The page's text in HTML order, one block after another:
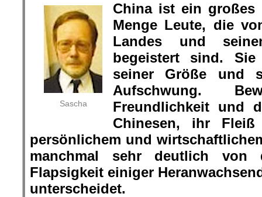
Sascha
China ist ein
Menge Leute, die
Landes und
begeistert sind.
seiner Größe und
Aufschwung.
Freundlichkeit und
Chinesen, ihr
persönlichem und
manchmal sehr deutlich von
Flapsigkeit einiger
unterscheidet.